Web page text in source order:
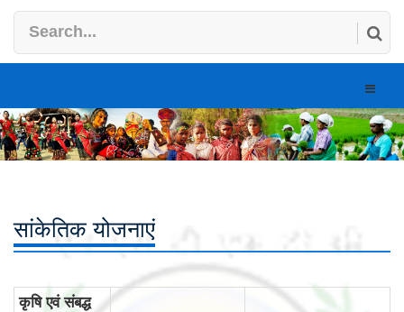
Toggle
सांकेतिक योजनाएं
कृषि एवं संबद्ध